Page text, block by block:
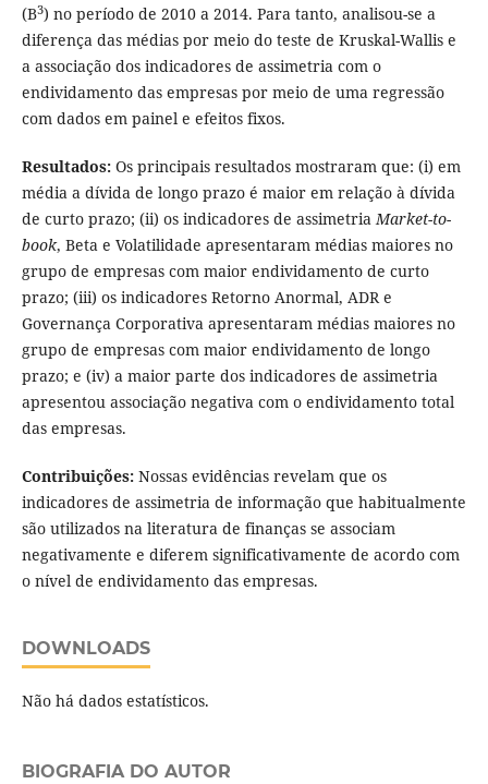
(B3) no período de 2010 a 2014. Para tanto, analisou-se a
diferença das médias por meio do teste de Kruskal-Wallis e
a associação dos indicadores de assimetria com o
endividamento das empresas por meio de uma regressão
com dados em painel e efeitos fixos.
Resultados: Os principais resultados mostraram que: (i) em
média a dívida de longo prazo é maior em relação à dívida
de curto prazo; (ii) os indicadores de assimetriaMarket-to-
book, Beta e Volatilidade apresentaram médias maiores no
grupo de empresas com maior endividamento de curto
prazo; (iii) os indicadores Retorno Anormal, ADR e
Governança Corporativa apresentaram médias maiores no
grupo de empresas com maior endividamento de longo
prazo; e (iv) a maior parte dos indicadores de assimetria
apresentou associação negativa com o endividamento total
das empresas.
Contribuições: Nossas evidências revelam que os
indicadores de assimetria de informação que habitualmente
são utilizados na literatura de finanças se associam
negativamente e diferem significativamente de acordo com
o nível de endividamento das empresas.
DOWNLOADS
Não há dados estatísticos.
BIOGRAFIA DO AUTOR